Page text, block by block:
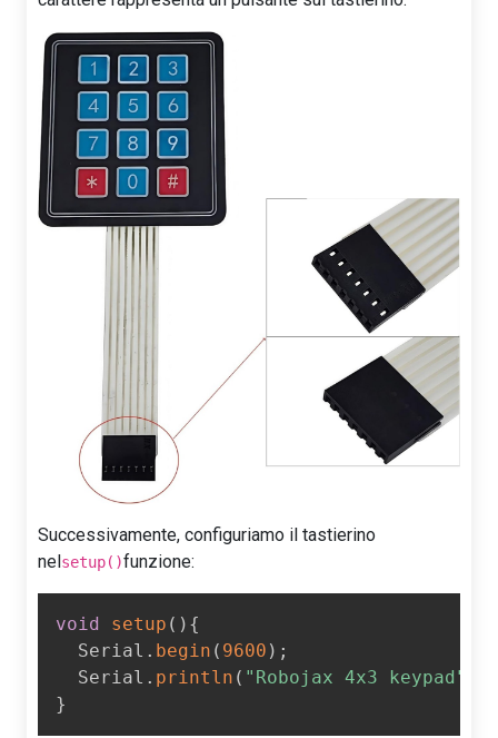
Successivamente, configuriamo il tastierino
nelsetup()funzione:
void setup ( ) {
  Serial
. begin ( 9600 ) ;
  Serial
. println ( "Robojax 4x3 keypad"
}